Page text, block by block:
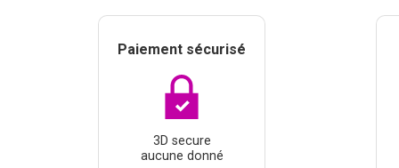
Paiement sécurisé
3D secure
aucune donné